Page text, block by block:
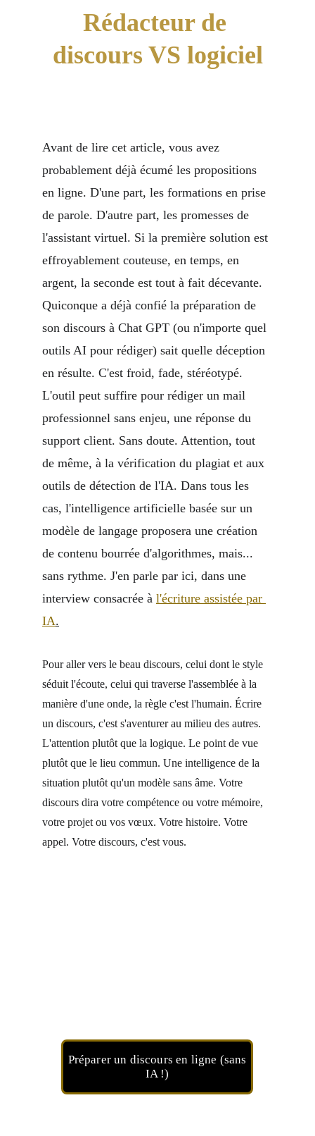
Avant de lire cet article, vous avez
probablement déjà écumé les propositions
en ligne. D'une part, les formations en prise
de parole. D'autre part, les promesses de
l'assistant virtuel. Si la première solution est
effroyablement couteuse, en temps, en
argent, la seconde est tout à fait décevante.
Quiconque a déjà confié la préparation de
son discours à Chat GPT (ou n'importe quel
outils AI pour rédiger) sait quelle déception
en résulte. C'est froid, fade, stéréotypé.
L'outil peut suffire pour rédiger un mail
professionnel sans enjeu, une réponse du
support client. Sans doute. Attention, tout
de même, à la vérification du plagiat et aux
outils de détection de l'IA. Dans tous les
cas, l'intelligence artificielle basée sur un
modèle de langage proposera une création
de contenu bourrée d'algorithmes, mais...
sans rythme. J'en parle par ici, dans une
interview consacrée à l'écriture assistée par
IA.
Pour aller vers le beau discours, celui dont le style
séduit l'écoute, celui qui traverse l'assemblée à la
manière d'une onde, la règle c'est l'humain. Écrire
un discours, c'est s'aventurer au milieu des autres.
L'attention plutôt que la logique. Le point de vue
plutôt que le lieu commun. Une intelligence de la
situation plutôt qu'un modèle sans âme. Votre
discours dira votre compétence ou votre mémoire,
votre projet ou vos vœux. Votre histoire. Votre
appel. Votre discours, c'est vous.
Rédacteur de
discours VS logiciel
Préparer un discours en ligne (sans
IA !)